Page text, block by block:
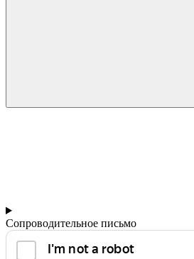
Сопроводительное письмо